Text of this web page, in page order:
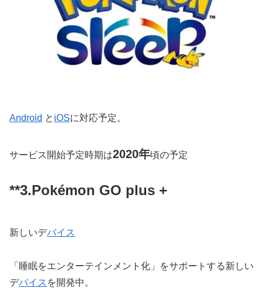
Android と iOSに対応予定。
サービス開始予定時期は2020年頃の予定
**3.Pokémon GO plus +
新しいデバイス
「睡眠をエンターテインメント化」をサポートする新しい
デバイス を開発中。